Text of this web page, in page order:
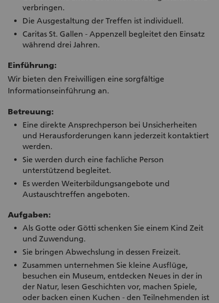
verbringen.
Die Ausgestaltung der Treffen ist individuell.
Caritas St. Gallen - Appenzell begleitet den Einsatz
während drei Jahren.
Einführung:
Wir bieten den Freiwilligen eine sorgfältige
Informationseinführung an.
Betreuung:
Eine direkte Ansprechperson bei Unsicherheiten
und Herausforderungen kann jederzeit kontaktiert
werden.
Sie werden durch eine fachliche Person
unterstützend begleitet.
Es werden Weiterbildungsangebote und
Austauschtreffen angeboten.
Aufgaben:
Als Gotte oder Götti schenken Sie einem Kind Zeit
und Zuwendung.
Sie bringen Abwechslung in dessen Freizeit.
Zusammen unternehmen Sie kleine Ausflüge,
besuchen ein Museum, entdecken Neues in der in
der Natur, lesen Geschichten vor, machen Spiele,
oder backen einen Kuchen - den Teilnehmenden ist